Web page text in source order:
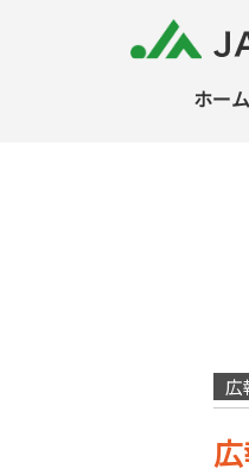
ホーム
広